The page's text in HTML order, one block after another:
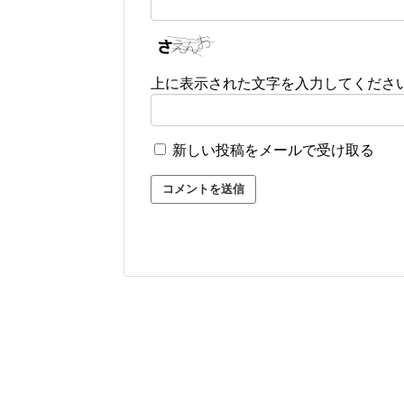
上に表示された文字を入力してくださ
新しい投稿をメールで受け取る